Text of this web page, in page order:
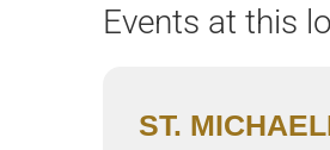
Events at this
ST.